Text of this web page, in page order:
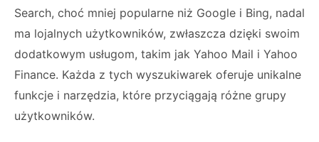
Search, choć mniej popularne niż Google i Bing, nadal
ma lojalnych użytkowników, zwłaszcza dzięki swoim
dodatkowym usługom, takim jak Yahoo Mail i Yahoo
Finance. Każda z tych wyszukiwarek oferuje unikalne
funkcje i narzędzia, które przyciągają różne grupy
użytkowników.